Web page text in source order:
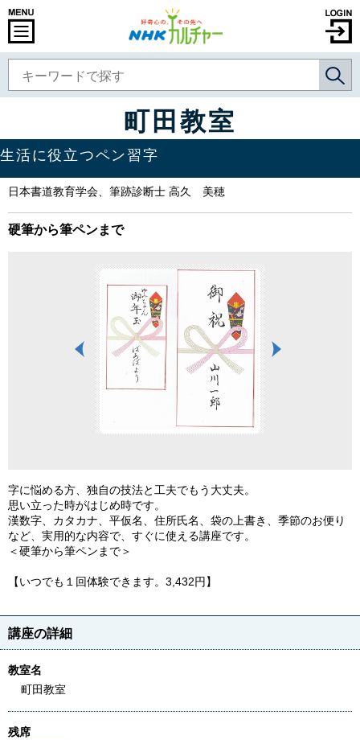
町田教室
生活に役立つペン習字
日本書道教育学会、筆跡診断士 高久 美穂
硬筆から筆ペンまで
字に悩める方、独自の技法と工夫でもう大丈夫。
思い立った時がはじめ時です。
漢数字、カタカナ、平仮名、住所氏名、袋の上書き、季節のお便り
など、実用的な内容で、すぐに使える講座です。
＜硬筆から筆ペンまで＞
【いつでも１回体験できます。3,432円】
講座の詳細
教室名
町田教室
残席